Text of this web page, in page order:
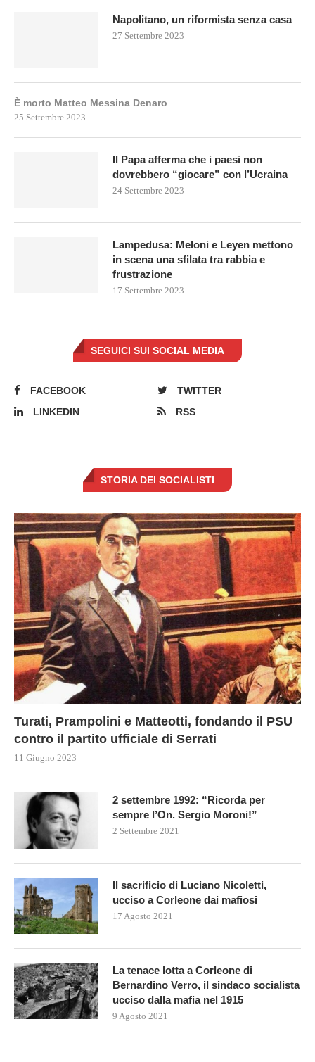
Napolitano, un riformista senza casa
27 Settembre 2023
È morto Matteo Messina Denaro
25 Settembre 2023
Il Papa afferma che i paesi non
dovrebbero “giocare” con l’Ucraina
24 Settembre 2023
Lampedusa: Meloni e Leyen mettono
in scena una sfilata tra rabbia e
frustrazione
17 Settembre 2023
SEGUICI SUI SOCIAL MEDIA
FACEBOOK
TWITTER
LINKEDIN
RSS
STORIA DEI SOCIALISTI
Turati, Prampolini e Matteotti, fondando il PSU
contro il partito ufficiale di Serrati
11 Giugno 2023
2 settembre 1992: “Ricorda per
sempre l’On. Sergio Moroni!”
2 Settembre 2021
Il sacrificio di Luciano Nicoletti,
ucciso a Corleone dai mafiosi
17 Agosto 2021
La tenace lotta a Corleone di
Bernardino Verro, il sindaco socialista
ucciso dalla mafia nel 1915
9 Agosto 2021